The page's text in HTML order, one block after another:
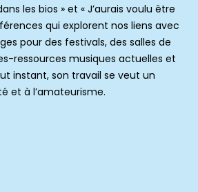
les bios » et « J’aurais voulu être
qui explorent nos liens avec
pour des festivals, des salles de
ressources musiques actuelles et
instant, son travail se veut un
et à l’amateurisme.